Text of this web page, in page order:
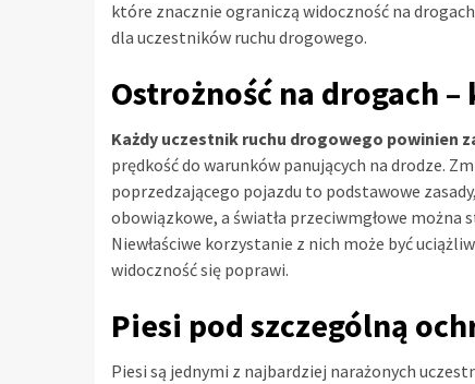
które znacznie ograniczą widoczność na
dla uczestników ruchu drogowego.
Ostrożność na drogach
Każdy uczestnik ruchu drogowego powinien
prędkość do warunków panujących na drodze.
poprzedzającego pojazdu to podstawowe
obowiązkowe, a światła przeciwmgłowe
Niewłaściwe korzystanie z nich może być
widoczność się poprawi.
Piesi pod szczególną
Piesi są jednymi z najbardziej narażonych